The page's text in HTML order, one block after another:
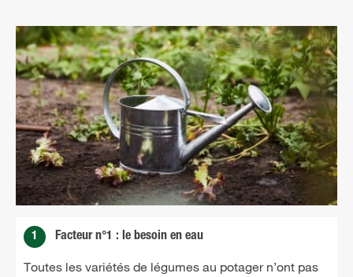
1 Facteur n°1 : le besoin en eau
Toutes les variétés de légumes au potager n’ont pas